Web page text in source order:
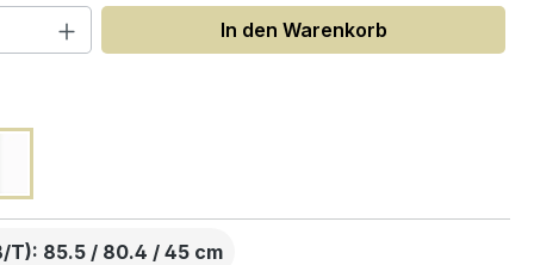
Anzahl: Gib den gewünschten Wert
In den Warenkorb
T): 85.5 / 80.4 / 45 cm